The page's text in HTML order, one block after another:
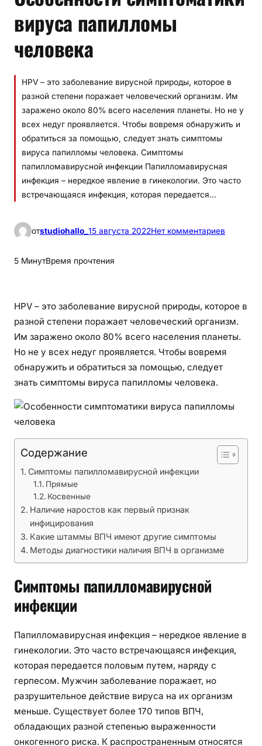
вируса папилломы
человека
HPV – это заболевание вирусной природы, которое в
разной степени поражает человеческий организм. Им
заражено около 80% всего населения планеты. Но не у
всех недуг проявляется. Чтобы вовремя обнаружить и
обратиться за помощью, следует знать симптомы
вируса папилломы человека. Симптомы
папилломавирусной инфекции Папилломавирусная
инфекция – нередкое явление в гинекологии. Это часто
встречающаяся инфекция, которая передается…
отstudiohallo_ 15 августа 2022Нет комментариев
о
с
п
т
а
п
и
5 МинутВремя прочтения
HPV – это заболевание вирусной природы, которое в
разной степени поражает человеческий организм.
Им заражено около 80% всего населения планеты.
Но не у всех недуг проявляется. Чтобы вовремя
обнаружить и обратиться за помощью, следует
знать симптомы вируса папилломы человека.
Содержание
Симптомы папилломавирусной инфекции
Прямые
Косвенные
Наличие наростов как первый признак
инфицирования
Какие штаммы ВПЧ имеют другие симптомы
Методы диагностики наличия ВПЧ в организме
Симптомы папилломавирусной
инфекции
Папилломавирусная инфекция – нередкое явление в
гинекологии. Это часто встречающаяся инфекция,
которая передается половым путем, наряду с
герпесом. Мужчин заболевание поражает, но
разрушительное действие вируса на их организм
меньше. Существует более 170 типов ВПЧ,
обладающих разной степенью выраженности
онкогенного риска. К распространенным относятся